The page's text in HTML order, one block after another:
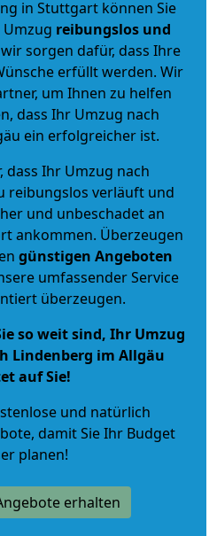
in Stuttgart können Sie
reibungslos und
sorgen dafür, dass Ihre
erfüllt werden. Wir
um Ihnen zu helfen
dass Ihr Umzug nach
ein erfolgreicher ist.
dass Ihr Umzug nach
reibungslos verläuft und
und unbeschadet an
ankommen. Überzeugen
günstigen Angeboten
umfassender Service
überzeugen.
so weit sind, Ihr Umzug
Lindenberg im Allgäu
auf Sie!
und natürlich
, damit Sie Ihr Budget
planen!
erhalten